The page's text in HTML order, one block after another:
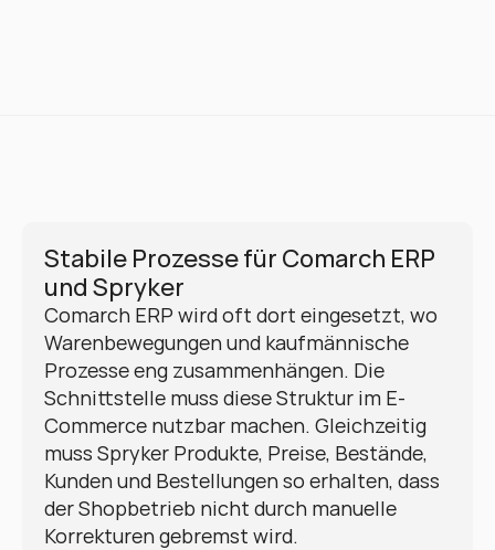
Stabile Prozesse für Comarch ERP
und Spryker
Comarch ERP wird oft dort eingesetzt, wo
Warenbewegungen und kaufmännische
Prozesse eng zusammenhängen. Die
Schnittstelle muss diese Struktur im E-
Commerce nutzbar machen. Gleichzeitig
muss Spryker Produkte, Preise, Bestände,
Kunden und Bestellungen so erhalten, dass
der Shopbetrieb nicht durch manuelle
Korrekturen gebremst wird.